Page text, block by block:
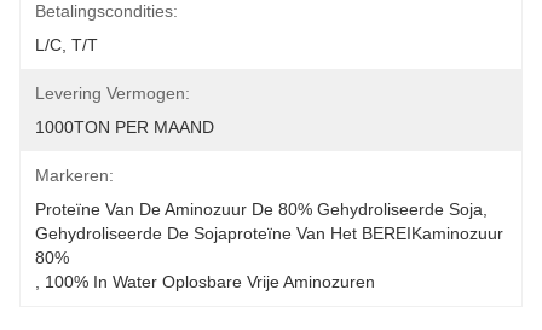
Betalingscondities:
L/C, T/T
Levering Vermogen:
1000TON PER MAAND
Markeren:
Proteïne Van De Aminozuur De 80% Gehydroliseerde Soja
Gehydroliseerde De Sojaproteïne Van Het BEREIKaminozuur
80%
100% In Water Oplosbare Vrije Aminozuren